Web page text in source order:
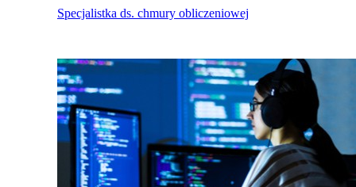
Specjalistka ds. chmury obliczeniowej